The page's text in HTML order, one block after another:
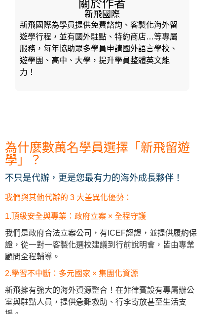
關於作者
新飛國際
新飛國際為學員提供免費諮詢、客製化海外留
遊學行程，並有國外駐點、特約商店…等專屬
服務，每年協助眾多學員申請國外語言學校、
遊學團、高中、大學，提升學員整體英文能
力！
為什麼數萬名學員選擇「新飛留遊
學」？
不只是代辦，更是您最有力的海外成長夥伴！
我們與其他代辦的 3 大差異化優勢：
1.頂級安全與專業：政府立案 × 全程守護
我們是政府合法立案公司，有ICEF認證，並提供履約保
證，從一對一客製化選校建議到行前說明會，皆由專業
顧問全程輔導。
2.學習不中斷：多元國家 × 集團化資源
新飛擁有強大的海外資源整合！在菲律賓設有專屬辦公
室與駐點人員，提供急難救助、行李寄放甚至生活支